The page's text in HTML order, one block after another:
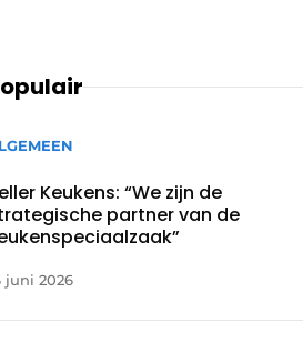
Keukens: “We zijn de
partner van de
juni 2026